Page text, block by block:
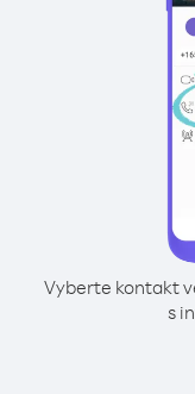
Vyberte kontakt
s